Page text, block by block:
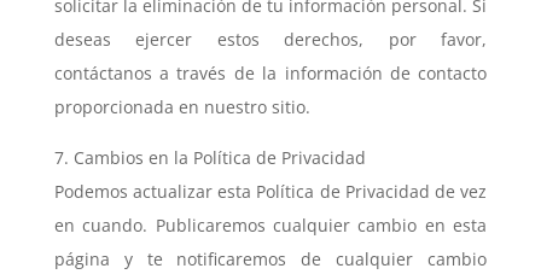
solicitar la eliminación de tu información personal. Si
deseas ejercer estos derechos, por favor,
contáctanos a través de la información de contacto
proporcionada en nuestro sitio.
7. Cambios en la Política de Privacidad
Podemos actualizar esta Política de Privacidad de vez
en cuando. Publicaremos cualquier cambio en esta
página y te notificaremos de cualquier cambio